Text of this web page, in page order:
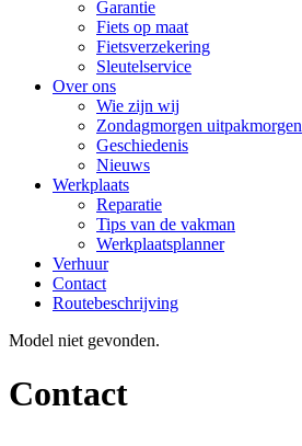
Garantie
Fiets op maat
Fietsverzekering
Sleutelservice
Over ons
Wie zijn wij
Zondagmorgen uitpakmorgen
Geschiedenis
Nieuws
Werkplaats
Reparatie
Tips van de vakman
Werkplaatsplanner
Verhuur
Contact
Routebeschrijving
Model niet gevonden.
Contact